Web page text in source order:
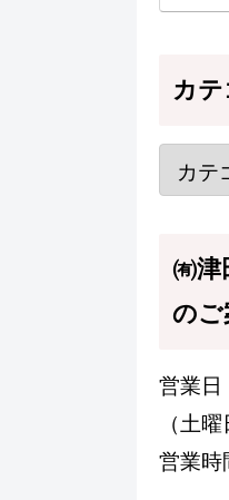
カ
㈲津
のご
営業日
（土
営業